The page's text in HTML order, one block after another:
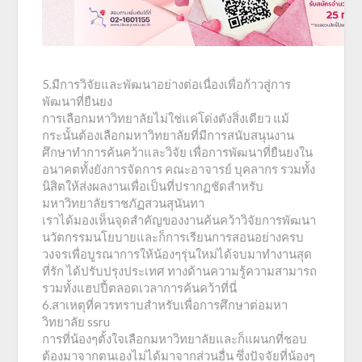
5.มีการวิจัยและพัฒนาอย่างต่อเนื่องเพื่อก้าวสู่การ
พัฒนาที่ยืนยง
การเลือกมหาวิทยาลัยไม่ใช่แค่โด่งดังสิ่งเดียว แม้
กระนั้นต้องเลือกมหาวิทยาลัยที่มีการสนับสนุนงาน
ศึกษาทำการค้นคว้าและวิจัย เพื่อการพัฒนาที่ยืนยงใน
อนาคตทั้งยังการจัดการ คณะอาจารย์ บุคลากร รวมทั้ง
นิสิตให้ส่งผลงานเพื่อเป็นที่ปรากฏชัดสำหรับ
มหาวิทยาลัยราชภัฏสวนสุนันทา
เราได้มองเห็นจุดสำคัญของงานค้นคว้าวิจัยการพัฒนา
นวัตกรรมนโยบายและก็การเรียนการสอนอย่างครบ
วงจรเพื่อบูรณาการให้น้องๆรุ่นใหม่ได้จบมาทำงานสุด
ที่รัก ได้ปรับปรุงประเทศ ทางด้านความรู้ความสามารถ
รวมทั้งแฮปปี้ตลอดเวลาการค้นคว้าที่นี่
6.สาเหตุที่ควรทราบสำหรับเพื่อการศึกษาต่อมหา
วิทยาลัย ssru
การที่น้องๆตั้งใจเลือกมหาวิทยาลัยและก็แผนกที่ชอบ
ต้องมาจากตนเองไม่ได้มาจากส่วนอื่น ซึ่งปัจจัยที่น้องๆ